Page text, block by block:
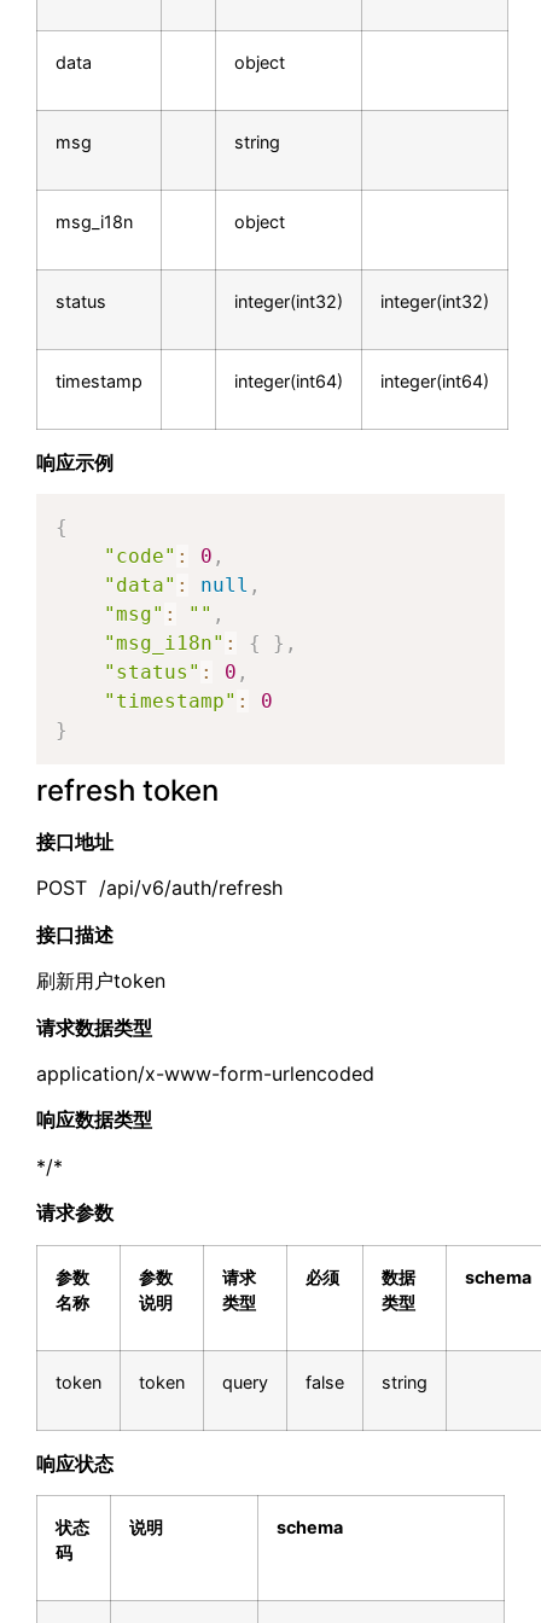
data object
msg string
msg_i18n object
status integer(int32) integer(int32)
timestamp integer(int64) integer(int64)
响应示例
{
"code" : 0 ,
"data" : null ,
"msg" : "" ,
"msg_i18n" : { } ,
"status" : 0 ,
"timestamp" :
0
}
refresh token
接口地址
POST /api/v6/auth/refresh
接口描述
刷新用户token
请求数据类型
application/x-www-form-urlencoded
响应数据类型
*/*
请求参数
参数
名称
参数
说明
请求
类型
必须
数据
类型
schema
token token query false string
响应状态
状态
码
说明 schema